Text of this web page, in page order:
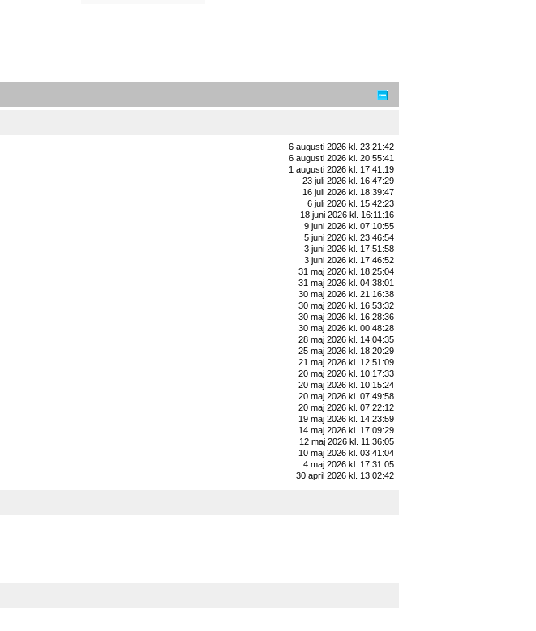
6 augusti 2026 kl. 23:21:42
6 augusti 2026 kl. 20:55:41
1 augusti 2026 kl. 17:41:19
23 juli 2026 kl. 16:47:29
16 juli 2026 kl. 18:39:47
6 juli 2026 kl. 15:42:23
18 juni 2026 kl. 16:11:16
9 juni 2026 kl. 07:10:55
5 juni 2026 kl. 23:46:54
3 juni 2026 kl. 17:51:58
3 juni 2026 kl. 17:46:52
31 maj 2026 kl. 18:25:04
31 maj 2026 kl. 04:38:01
30 maj 2026 kl. 21:16:38
30 maj 2026 kl. 16:53:32
30 maj 2026 kl. 16:28:36
30 maj 2026 kl. 00:48:28
28 maj 2026 kl. 14:04:35
25 maj 2026 kl. 18:20:29
21 maj 2026 kl. 12:51:09
20 maj 2026 kl. 10:17:33
20 maj 2026 kl. 10:15:24
20 maj 2026 kl. 07:49:58
20 maj 2026 kl. 07:22:12
19 maj 2026 kl. 14:23:59
14 maj 2026 kl. 17:09:29
12 maj 2026 kl. 11:36:05
10 maj 2026 kl. 03:41:04
4 maj 2026 kl. 17:31:05
30 april 2026 kl. 13:02:42